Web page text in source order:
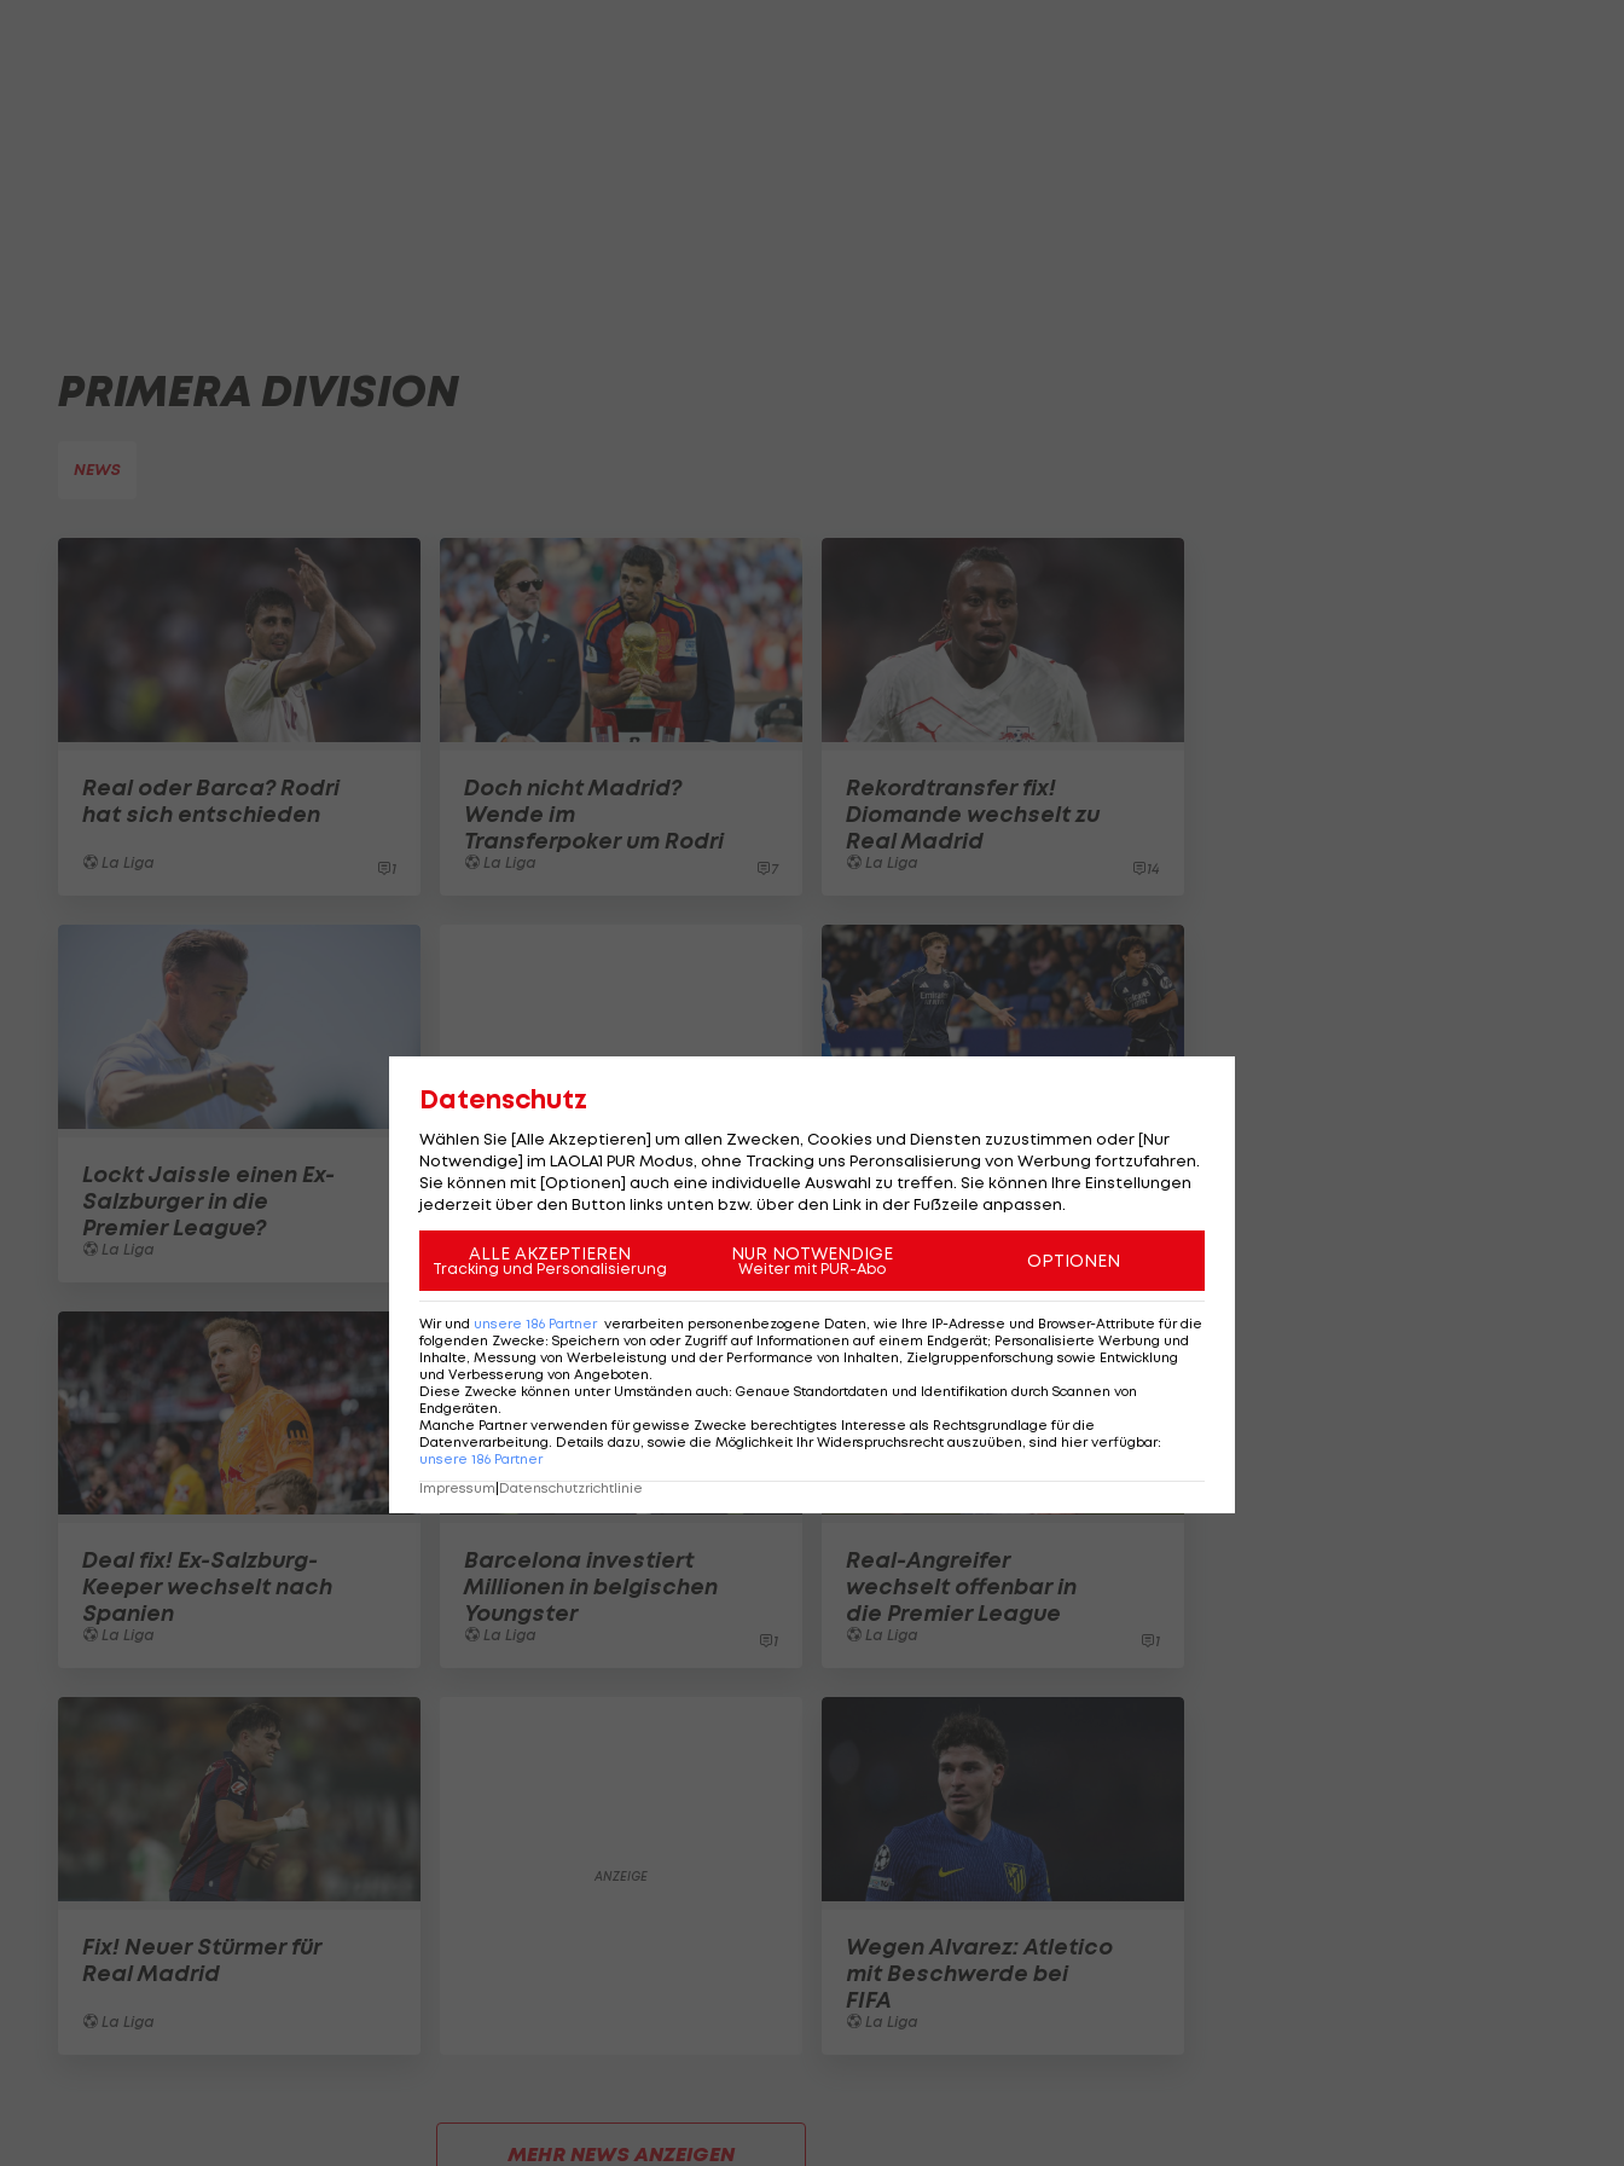
PRIMERA DIVISION
NEWS
Real oder Barca? Rodri
hat sich entschieden
La Liga 1
Doch nicht Madrid?
Wende im
Transferpoker um Rodri
La Liga 7
Rekordtransfer fix!
Diomande wechselt zu
Real Madrid
La Liga 14
Lockt Jaissle einen Ex-
Salzburger in die
Premier League?
La Liga
Ex-Real Coach holt zwei
Youngsters
La Liga
Deal fix! Ex-Salzburg-
Keeper wechselt nach
Spanien
La Liga
Barcelona investiert
Millionen in belgischen
Youngster
La Liga 1
Real-Angreifer
wechselt offenbar in
die Premier League
La Liga 1
Fix! Neuer Stürmer für
Real Madrid
La Liga
Wegen Alvarez: Atletico
mit Beschwerde bei
FIFA
La Liga
MEHR NEWS ANZEIGEN
Datenschutz
Wählen Sie [Alle Akzeptieren] um allen Zwecken, Cookies und Diensten zuzustimmen oder [Nur
Notwendige] im LAOLA1 PUR Modus, ohne Tracking uns Peronsalisierung von Werbung fortzufahren.
Sie können mit [Optionen] auch eine individuelle Auswahl zu treffen. Sie können Ihre Einstellungen
jederzeit über den Button links unten bzw. über den Link in der Fußzeile anpassen.
ALLE AKZEPTIEREN
Tracking und Personalisierung
NUR NOTWENDIGE
Weiter mit PUR-Abo OPTIONEN
Wir und unsere 186 Partner verarbeiten personenbezogene Daten, wie Ihre IP-Adresse und Browser-Attribute für die
folgenden Zwecke: Speichern von oder Zugriff auf Informationen auf einem Endgerät; Personalisierte Werbung und
Inhalte, Messung von Werbeleistung und der Performance von Inhalten, Zielgruppenforschung sowie Entwicklung
und Verbesserung von Angeboten.
Diese Zwecke können unter Umständen auch: Genaue Standortdaten und Identifikation durch Scannen von
Endgeräten.
Manche Partner verwenden für gewisse Zwecke berechtigtes Interesse als Rechtsgrundlage für die
Datenverarbeitung. Details dazu, sowie die Möglichkeit Ihr Widerspruchsrecht auszuüben, sind hier verfügbar:
unsere 186 Partner
Impressum Datenschutzrichtlinie